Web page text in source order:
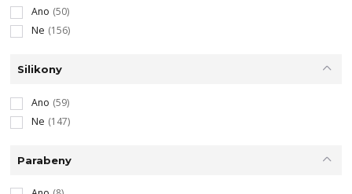
Ano (50)
Ne (156)
Silikony
Ano (59)
Ne (147)
Parabeny